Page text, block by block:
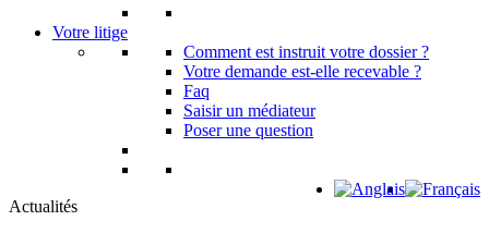
Votre litige
Comment est instruit votre dossier ?
Votre demande est-elle recevable ?
Faq
Saisir un médiateur
Poser une question
Actualités